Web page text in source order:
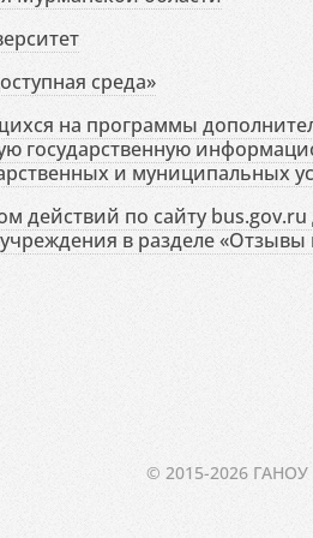
среда»
на программы
государственную
и муниципальных
действий по сайту bus.gov.ru
в разделе «Отзывы
© 2015-2026